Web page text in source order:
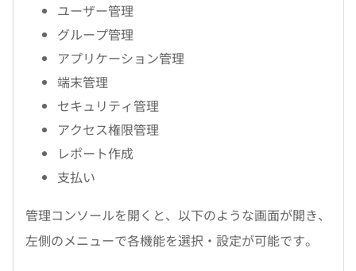
ユーザー管理
グループ管理
アプリケーション管理
端末管理
セキュリティ管理
アクセス権限管理
レポート作成
支払い
管理コンソールを開くと、以下のような画面が開き、
左側のメニューで各機能を選択・設定が可能です。